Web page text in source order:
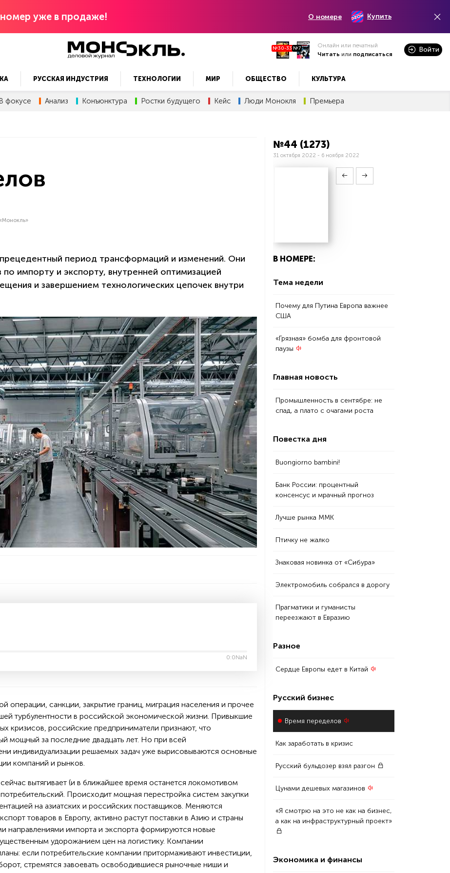
уже в продаже! О номере Купить
№30-33 №7
Онлайн или печатный
Читать или подписаться
Войти
РУССКАЯ ИНДУСТРИЯ ТЕХНОЛОГИИ МИР ОБЩЕСТВО КУЛЬТУРА
фокусе Анализ Конъюнктура Ростки будущего Кейс Люди Монокля Премьера
период трансформаций и изменений. Они
импорту и экспорту, внутренней оптимизацией
и завершением технологических цепочек внутри
0:0NaN
операции, санкции, закрытие границ, миграция населения и прочее
турбулентности в российской экономической жизни. Привыкшие
кризисов, российские предприниматели признают, что
мощный за последние двадцать лет. Но при всей
индивидуализации решаемых задач уже вырисовываются основные
компаний и рынков.
вытягивает (и в ближайшее время останется локомотивом
Происходит мощная перестройка систем закупки
на азиатских и российских поставщиков. Меняются
товаров в Европу, активно растут поставки в Азию и страны
направлениями импорта и экспорта формируются новые
удорожанием цен на логистику. Компании
если потребительские компании притормаживают инвестиции,
стремятся завоевать освободившиеся рыночные ниши и
№44 (1273)
31 октября 2022 - 6 ноября 2022
В НОМЕРЕ:
Тема недели
Почему для Путина Европа важнее
США
«Грязная» бомба для фронтовой
паузы
Главная новость
Промышленность в сентябре: не
спад, а плато с очагами роста
Повестка дня
Buongiorno bambini!
Банк России: процентный
консенсус и мрачный прогноз
Лучше рынка ММК
Птичку не жалко
Знаковая новинка от «Сибура»
Электромобиль собрался в дорогу
Прагматики и гуманисты
переезжают в Евразию
Разное
Сердце Европы едет в Китай
Русский бизнес
Время переделов
Как заработать в кризис
Русский бульдозер взял разгон
Цунами дешевых магазинов
«Я смотрю на это не как на бизнес,
а как на инфраструктурный проект»
Экономика и финансы